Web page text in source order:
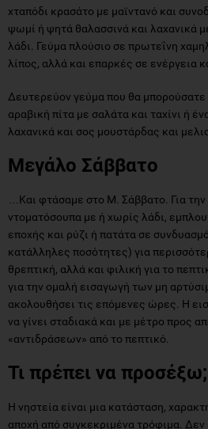
χταπόδι κρασάτο με μαϊντανό και
ψωμί ή ψητά θαλασσινά και λαχανικά
λάδι. Γεύμα πλούσιο σε πρωτεΐνη
λίπος, αλλά και επαρκές σε ενέργεια
Δευτερεύον γεύμα που θα μπορούσατε
αραβική πίτα με σαλάτα και ταχίνι ή
λαχανικά και σος μουστάρδας και
Μεγάλο Σάββατο
…Και φτάσαμε στο Μ. Σάββατο. Για
ντοματόσουπα με ή χωρίς λάδι,
εποχής και ρύζι ή πατάτα σε
κατάλληλες ποσότητες) για
θρεπτική, αλλά και φιλική για το
για την ομαλή εισαγωγή των μη
ακολουθήσει τις επόμενες ώρες. Η
να γίνει σταδιακά και με μέτρο προς
«αντιδράσεων» από το πεπτικό.
Τι πρέπει να προσέξω;
Η νηστεία είναι μια κατάσταση,
αποχή από συγκεκριμένα τρόφιμα. Δεν